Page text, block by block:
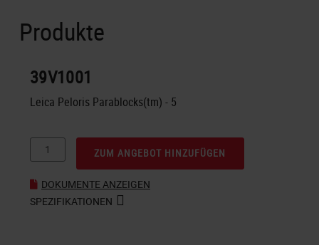
Produkte
39V1001
Leica Peloris Parablocks(tm) - 5
ZUM ANGEBOT HINZUFÜGEN
DOKUMENTE ANZEIGEN
SPEZIFIKATIONEN